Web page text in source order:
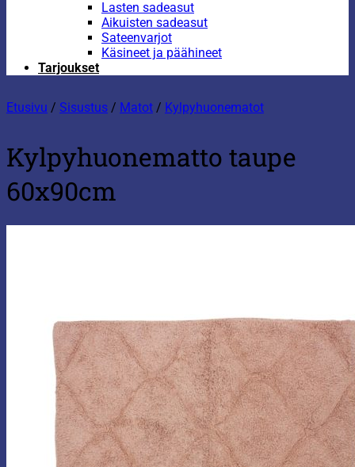
Lasten sadeasut
Aikuisten sadeasut
Sateenvarjot
Käsineet ja päähineet
Tarjoukset
Etusivu / Sisustus / Matot / Kylpyhuonematot
Kylpyhuonematto taupe
60x90cm